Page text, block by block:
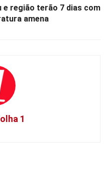
e região terão 7 dias com
amena
1